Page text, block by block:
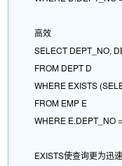
高效
SELECT DEPT_NO,
FROM DEPT D
WHERE EXISTS
FROM EMP E
WHERE E.DEPT_NO =
EXISTS使查询更为迅速